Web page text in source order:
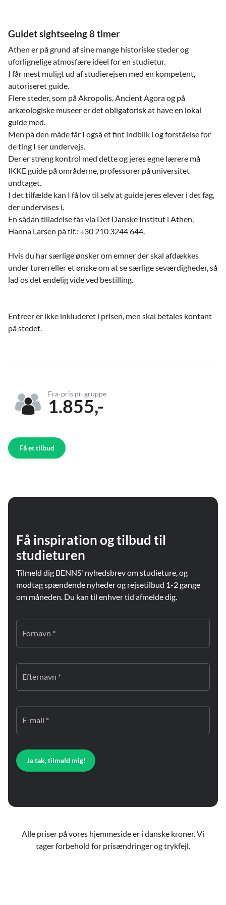
Guidet sightseeing 8 timer
Athen er på grund af sine mange historiske steder og
uforlignelige atmosfære ideel for en studietur.
I får mest muligt ud af studierejsen med en kompetent,
autoriseret guide.
Flere steder, som på Akropolis, Ancient Agora og på
arkæologiske museer er det obligatorisk at have en lokal
guide med.
Men på den måde får I også et fint indblik i og forståelse for
de ting I ser undervejs.
Der er streng kontrol med dette og jeres egne lærere må
IKKE guide på områderne, professorer på universitet
undtaget.
I det tilfælde kan I få lov til selv at guide jeres elever i det fag,
der undervises i.
En sådan tilladelse fås via Det Danske Institut i Athen,
Hanna Larsen på tlf.: +30 210 3244 644.
Hvis du har særlige ønsker om emner der skal afdækkes
under turen eller et ønske om at se særlige seværdigheder, så
lad os det endelig vide ved bestilling.
Entreer er ikke inkluderet i prisen, men skal betales kontant
på stedet.
Fra-pris pr. gruppe
1.855,-
Få et tilbud
Få inspiration og tilbud til
studieturen
Tilmeld dig BENNS' nyhedsbrev om studieture, og
modtag spændende nyheder og rejsetilbud 1-2 gange
om måneden. Du kan til enhver tid afmelde dig.
Fornavn *
Efternavn *
E-mail *
Ja tak, tilmeld mig!
Alle priser på vores hjemmeside er i danske kroner. Vi
tager forbehold for prisændringer og trykfejl.